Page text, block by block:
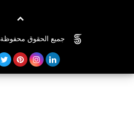
جميع الحقوق محفوظة